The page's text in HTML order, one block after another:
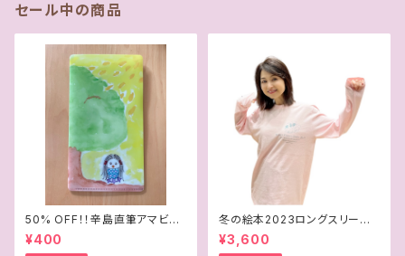
セール中の商品
50% OFF！！辛島直筆アマビエ
イラスト マスク＆チケットケース
¥400
冬の絵本2023ロングスリーブT
シャツ
¥3,600